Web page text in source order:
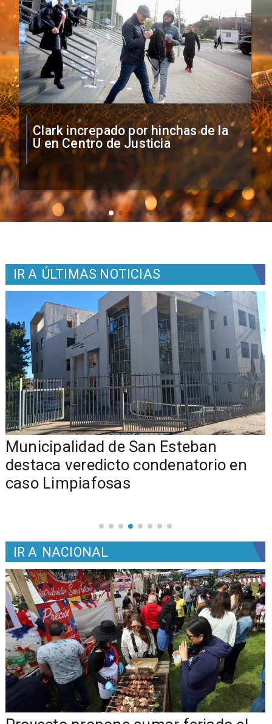
Vozinha firma contrato con Colo
Colo como nuevo arquero
IR A ÚLTIMAS NOTICIAS
Municipalidad de San Esteban
destaca veredicto condenatorio en
caso Limpiafosas
IR A NACIONAL